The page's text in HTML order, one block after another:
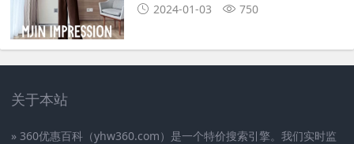
2024-01-03 750
关于本站
» 360优惠百科（yhw360.com）是一个特价搜索引擎。我们实时监